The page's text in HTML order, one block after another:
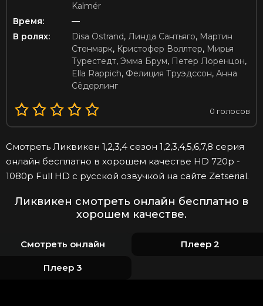
Kalmér
Время:
—
В ролях:
Disa Östrand, Линда Сантьяго, Мартин
Стенмарк, Кристофер Воллтер, Мирья
Турестедт, Эмма Брум, Петер Лоренцон,
Ella Rappich, Фелиция Труэдссон, Анна
Сёдерлинг
0 голосов
Смотреть Ликвикен 1,2,3,4 сезон 1,2,3,4,5,6,7,8 серия
онлайн бесплатно в хорошем качестве HD 720p -
1080p Full HD с русской озвучкой на сайте Zetserial.
Ликвикен смотреть онлайн бесплатно в
хорошем качестве.
Смотреть онлайн Плеер 2
Плеер 3